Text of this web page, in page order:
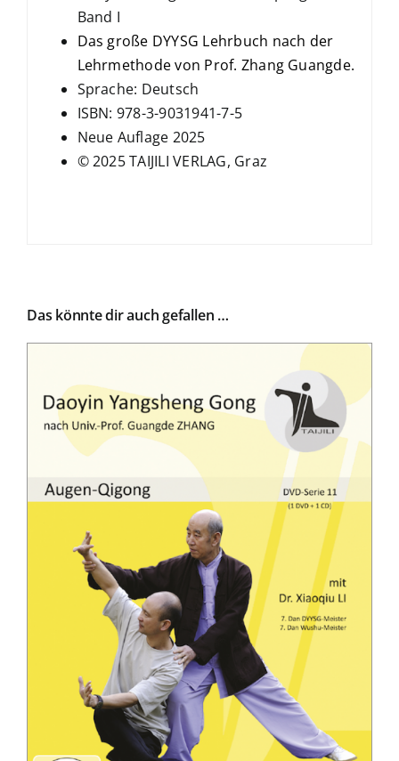
Band I
Das große DYYSG Lehrbuch nach der
Lehrmethode von Prof. Zhang Guangde.
Sprache: Deutsch
ISBN: 978-3-9031941-7-5
Neue Auflage 2025
© 2025 TAIJILI VERLAG, Graz
Das könnte dir auch gefallen …